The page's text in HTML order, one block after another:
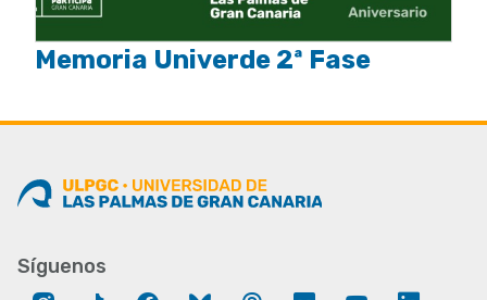
Memoria Univerde 2ª Fase
Síguenos